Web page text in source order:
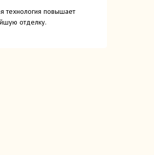
технология повышает
отделку.